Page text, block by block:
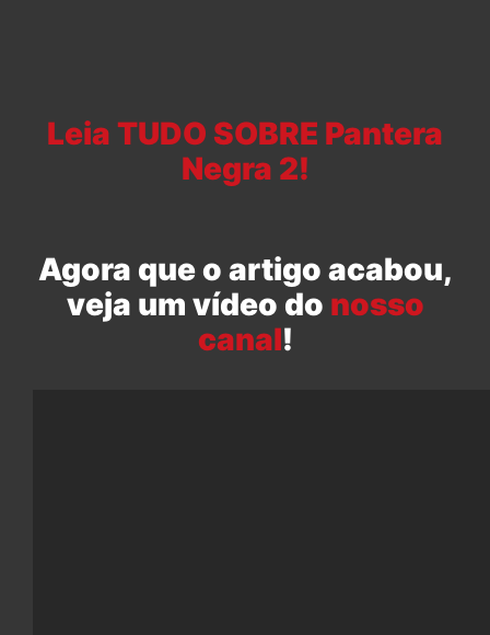
Leia TUDO SOBRE Pantera
Negra 2!
Agora que o artigo acabou,
veja um vídeo do nosso
canal!